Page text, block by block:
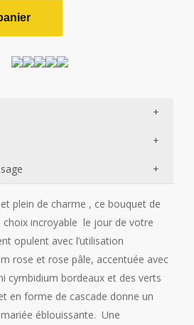
plein de charme , ce bouquet de
choix incroyable le jour de votre
opulent avec l’utilisation
rose et rose pâle, accentuée avec
cymbidium bordeaux et des verts
en forme de cascade donne un
éblouissante. Une